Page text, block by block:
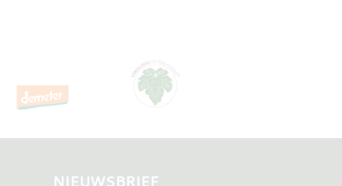
NIEUWSBRIEF